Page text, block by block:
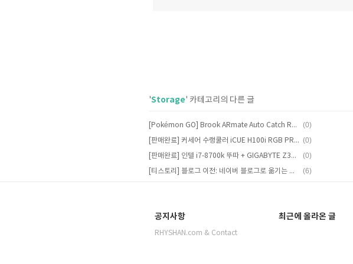
'Storage' 카테고리의 다른 글
[Pokémon GO] Brook ARmate Auto Catch Review: Can Niantic Stop iOS GPS Spoofing? (0)
[판매완료] 커세어 수랭쿨러 iCUE H100i RGB PRO XT #수냉 #CORSAIR (0)
[판매완료] 인텔 i7-8700k 뚜따 + GIGABYTE Z390M GAMING (0)
[티스토리] 블로그 이전: 네이버 블로그로 옮기는 이유 #글쓰기환경 #검색점유율 (6)
공지사항
RHYSHAN.com & Contact
최근에 올라온 글